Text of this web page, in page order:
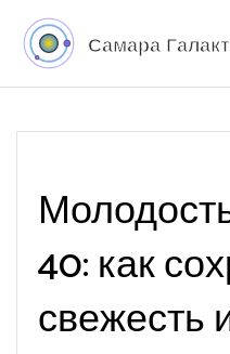
40: как
свежесть